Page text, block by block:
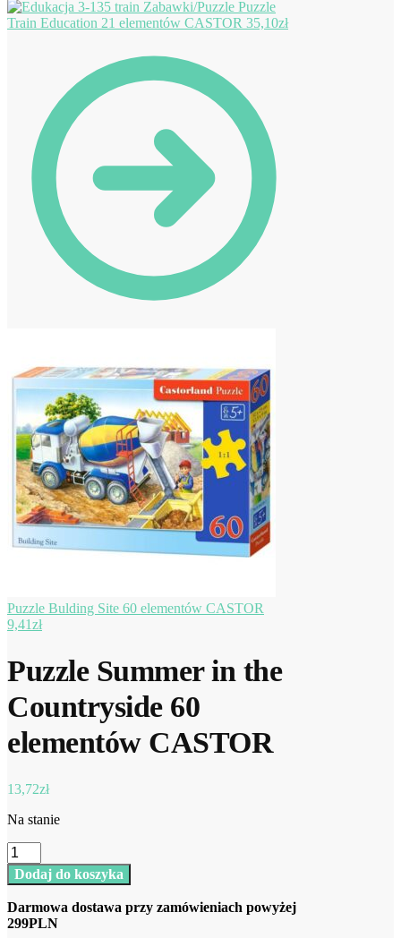
Puzzle
Train Education 21 elementów CASTOR 35,10zł
Puzzle Bulding Site 60 elementów CASTOR
9,41zł
Puzzle Summer in the
Countryside 60
elementów CASTOR
13,72zł
Na stanie
ilość
Puzzle
Summer
the
Countryside
Dodaj do koszyka
Darmowa dostawa przy zamówieniach powyżej
299PLN